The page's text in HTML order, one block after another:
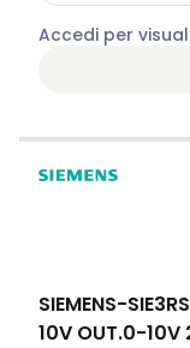
Accedi per
SIEMENS-
10V OUT.0-10V